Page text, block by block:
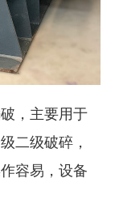
，主要用于
二级破碎，
容易，设备